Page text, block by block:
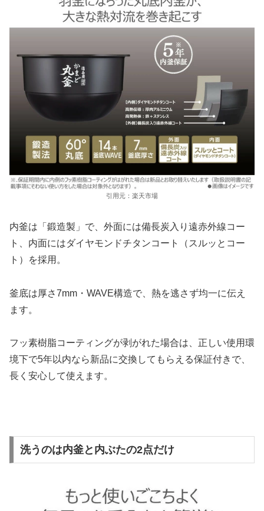
引用元：楽天市場
内釜は「鍛造製」で、外面には備長炭入り遠赤外線コー
ト、内面にはダイヤモンドチタンコート（スルッとコー
ト）を採用。
釜底は厚さ7mm・WAVE構造で、熱を逃さず均一に伝え
ます。
フッ素樹脂コーティングが剥がれた場合は、正しい使用環
境下で5年以内なら新品に交換してもらえる保証付きで、
長く安心して使えます。
洗うのは内釜と内ぶたの2点だけ